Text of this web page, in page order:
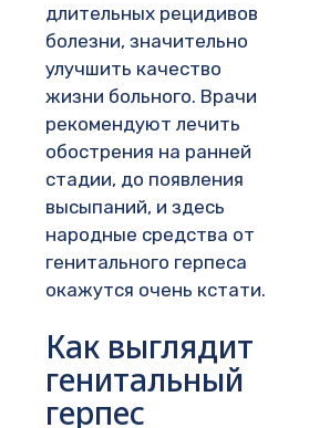
длительных рецидивов
болезни, значительно
улучшить качество
жизни больного. Врачи
рекомендуют лечить
обострения на ранней
стадии, до появления
высыпаний, и здесь
народные средства от
генитального герпеса
окажутся очень кстати.
Как выглядит
генитальный
герпес